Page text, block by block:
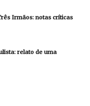
Irmãos: notas críticas
relato de uma